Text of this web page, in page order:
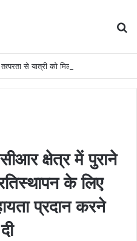
क्षेत्र में पुराने
के लिए
प्रदान करने